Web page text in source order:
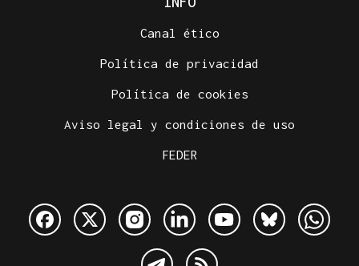
Canal ético
Política de privacidad
Política de cookies
Aviso legal y condiciones de uso
FEDER